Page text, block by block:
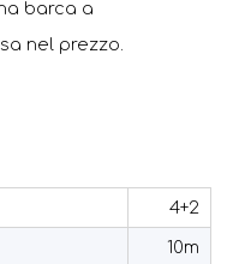
barca a
nel prezzo.
4+2
10m